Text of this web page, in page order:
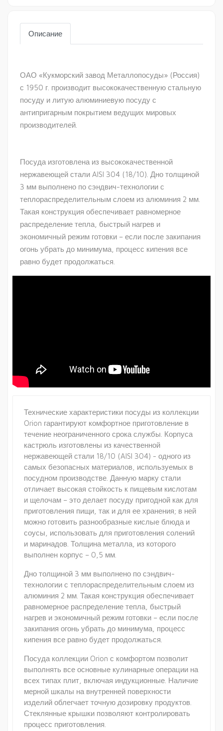
Описание
ОАО «Кукморский завод Металлопосуды» (Россия)
с 1950 г. производит высококачественную стальную
посуду и литую алюминиевую посуду с
антипригарным покрытием ведущих мировых
производителей.
Посуда изготовлена из высококачественной
нержавеющей стали AISI 304 (18/10). Дно толщиной
3 мм выполнено по сэндвич-технологии с
теплораспределительным слоем из алюминия 2 мм.
Такая конструкция обеспечивает равномерное
распределение тепла, быстрый нагрев и
экономичный режим готовки – если после закипания
огонь убрать до минимума, процесс кипения все
равно будет продолжаться.
Технические характеристики посуды из коллекции
Orion гарантируют комфортное приготовление в
течение неограниченного срока службы. Корпуса
кастрюль изготовлены из качественной
нержавеющей стали 18/10 (AISI 304) - одного из
самых безопасных материалов, используемых в
посудном производстве. Данную марку стали
отличает высокая стойкость к пищевым кислотам
и щелочам – это делает посуду пригодной как для
приготовления пищи, так и для ее хранения; в ней
можно готовить разнообразные кислые блюда и
соусы, использовать для приготовления солений
и маринадов. Толщина металла, из которого
выполнен корпус – 0,5 мм.
Дно толщиной 3 мм выполнено по сэндвич-
технологии с теплораспределительным слоем из
алюминия 2 мм. Такая конструкция обеспечивает
равномерное распределение тепла, быстрый
нагрев и экономичный режим готовки – если после
закипания огонь убрать до минимума, процесс
кипения все равно будет продолжаться.
Посуда коллекции Orion с комфортом позволит
выполнять все основные кулинарные операции на
всех типах плит, включая индукционные. Наличие
мерной шкалы на внутренней поверхности
изделий облегчает точную дозировку продуктов.
Стеклянные крышки позволяют контролировать
процесс приготовления.